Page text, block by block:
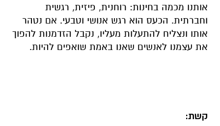
אותנו מכמה בחינות: רוחנית, פיזית, רגשית
וחברתית. הכעס הוא רגש אנושי וטבעי. אם נטהר
אותו ונצליח להתעלות מעליו, נקבל הזדמנות להפוך
את עצמנו לאנשים שאנו באמת שואפים להיות.
קשת: